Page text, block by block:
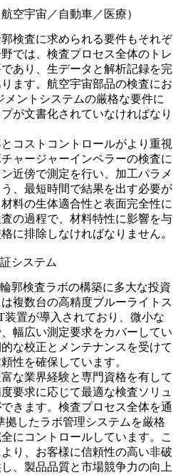
空宇宙／自動車／医療）
検査に求められる要件もそれぞ
では、検査プロセス全体のトレ
あり、生データと解析記録を完
ます。航空宇宙部品の検査にお
メントシステムの厳格な要件に
が文書化されていなければなり
コストコントロールがより重視
ャージャーインペラーの検査に
近傍で測定を行い、加工パラメ
、最短時間で結果を出す必要が
料の生体適合性と表面完全性に
の過程で、材料特性に影響を与
に排除しなければなりません。
システム
郭検査ラボの構築に多大な投資
複数台の高精度ブルーライトス
置が導入されており、微小な
幅広い測定要求をカバーしてい
な校正とメンテナンスを受けて
性を確保しています。
な業界経験と専門資格を有して
要求に応じて最適な検査ソリュ
きます。検査プロセス全体を通
拠したラボ管理システムを厳格
にコントロールしています。こ
り、お客様に信頼性の高い非破
、製品品質と市場競争力の向上